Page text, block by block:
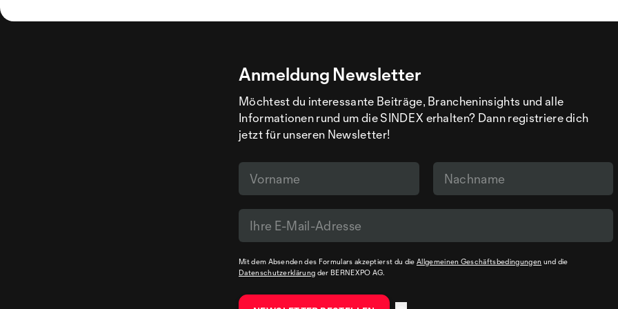
Anmeldung Newsletter
Möchtest du interessante Beiträge, Brancheninsights und alle
Informationen rund um die SINDEX erhalten? Dann registriere dich
jetzt für unseren Newsletter!
Mit dem Absenden des Formulars akzeptierst du die Allgemeinen Geschäftsbedingungen und die
Datenschutzerklärung der BERNEXPO AG.